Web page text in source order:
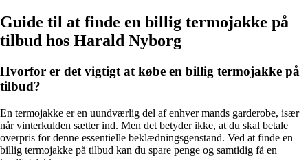
Guide til at finde en billig termojakke på
tilbud hos Harald Nyborg
Hvorfor er det vigtigt at købe en billig termojakke på
tilbud?
En termojakke er en uundværlig del af enhver mands garderobe, især
når vinterkulden sætter ind. Men det betyder ikke, at du skal betale
overpris for denne essentielle beklædningsgenstand. Ved at finde en
billig termojakke på tilbud kan du spare penge og samtidig få en